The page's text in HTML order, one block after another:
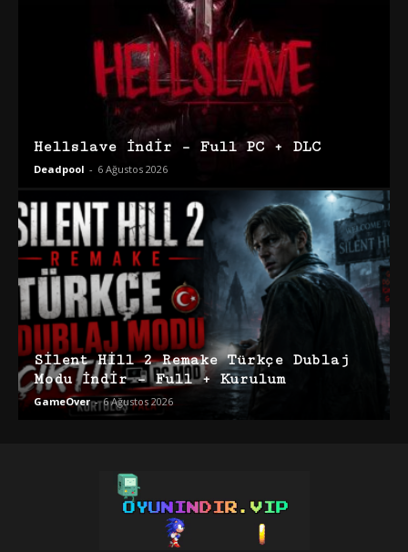
Hellslave İndir – Full PC + DLC
Deadpool - 6 Ağustos 2026
Silent Hill 2 Remake Türkçe Dublaj
Modu İndir – Full + Kurulum
GameOver - 6 Ağustos 2026